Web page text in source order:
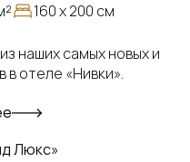
160 х 200 см
наших самых новых и
отеле «Нивки».